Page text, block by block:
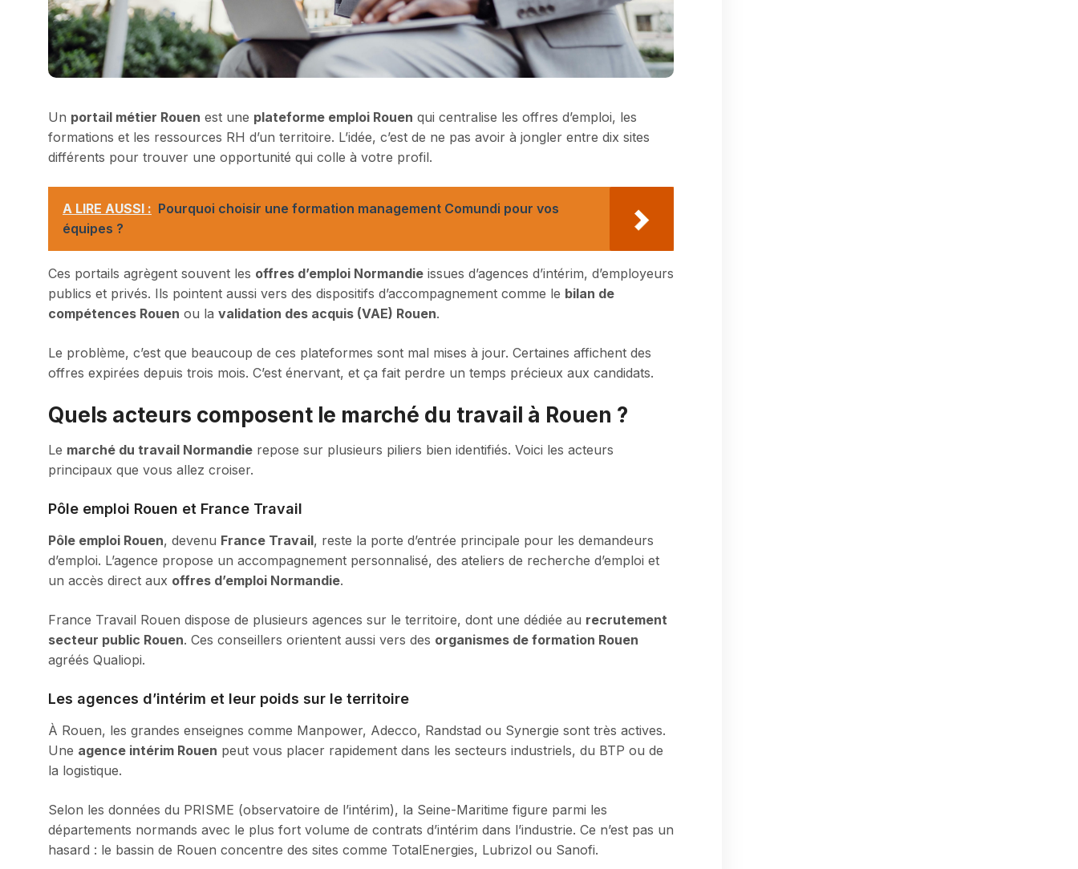
Un portail métier Rouen est une plateforme emploi Rouen qui centralise les offres d’emploi, les
formations et les ressources RH d’un territoire. L’idée, c’est de ne pas avoir à jongler entre dix sites
différents pour trouver une opportunité qui colle à votre profil.
A LIRE AUSSI : Pourquoi choisir une formation management Comundi pour vos
équipes ?
Ces portails agrègent souvent les offres d’emploi Normandie issues d’agences d’intérim, d’employeurs
publics et privés. Ils pointent aussi vers des dispositifs d’accompagnement comme le bilan de
compétences Rouen ou la validation des acquis (VAE) Rouen.
Le problème, c’est que beaucoup de ces plateformes sont mal mises à jour. Certaines affichent des
offres expirées depuis trois mois. C’est énervant, et ça fait perdre un temps précieux aux candidats.
Quels acteurs composent le marché du travail à Rouen ?
Le marché du travail Normandie repose sur plusieurs piliers bien identifiés. Voici les acteurs
principaux que vous allez croiser.
Pôle emploi Rouen et France Travail
Pôle emploi Rouen, devenu France Travail, reste la porte d’entrée principale pour les demandeurs
d’emploi. L’agence propose un accompagnement personnalisé, des ateliers de recherche d’emploi et
un accès direct aux offres d’emploi Normandie.
France Travail Rouen dispose de plusieurs agences sur le territoire, dont une dédiée au recrutement
secteur public Rouen. Ces conseillers orientent aussi vers des organismes de formation Rouen
agréés Qualiopi.
Les agences d’intérim et leur poids sur le territoire
À Rouen, les grandes enseignes comme Manpower, Adecco, Randstad ou Synergie sont très actives.
Une agence intérim Rouen peut vous placer rapidement dans les secteurs industriels, du BTP ou de
la logistique.
Selon les données du PRISME (observatoire de l’intérim), la Seine-Maritime figure parmi les
départements normands avec le plus fort volume de contrats d’intérim dans l’industrie. Ce n’est pas un
hasard : le bassin de Rouen concentre des sites comme TotalEnergies, Lubrizol ou Sanofi.